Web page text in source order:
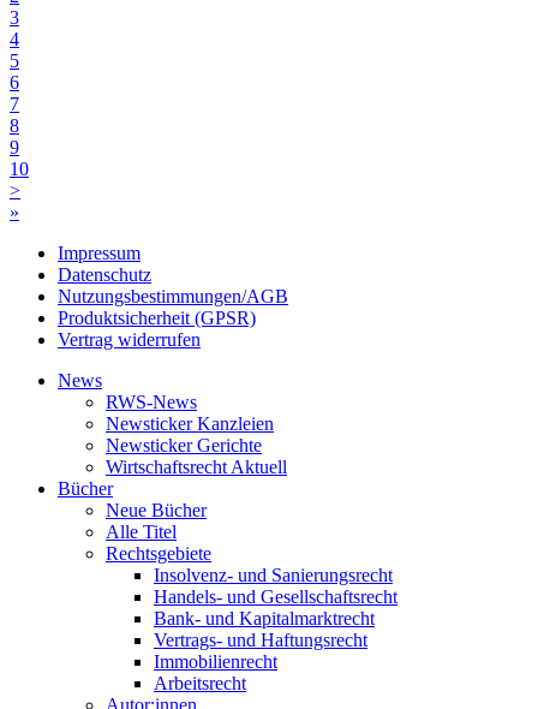
3
4
5
6
7
8
9
10
>
»
Impressum
Datenschutz
Nutzungsbestimmungen/AGB
Produktsicherheit (GPSR)
Vertrag widerrufen
News
RWS-News
Newsticker Kanzleien
Newsticker Gerichte
Wirtschaftsrecht Aktuell
Bücher
Neue Bücher
Alle Titel
Rechtsgebiete
Insolvenz- und Sanierungsrecht
Handels- und Gesellschaftsrecht
Bank- und Kapitalmarktrecht
Vertrags- und Haftungsrecht
Immobilienrecht
Arbeitsrecht
Autor:innen